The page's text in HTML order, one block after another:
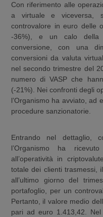
Con riferimento alle
a virtuale e viceversa,
controvalore in euro delle
-36%), e un calo della
conversione, con una
conversioni da valuta
nel secondo trimestre del
numero di VASP che
(-21%). Nei confronti degli
l’Organismo ha avviato, ad
procedure sanzionatorie.
Entrando nel dettaglio,
l’Organismo ha
all’operatività in
totale dei clienti trasmessi,
all’ultimo giorno del
portafoglio, per un
Pertanto, il valore medio
pari ad euro 1.413,42.